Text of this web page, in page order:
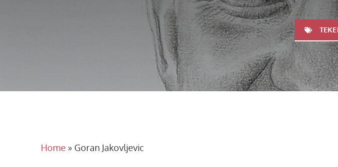
Home » Goran Jakovljevic